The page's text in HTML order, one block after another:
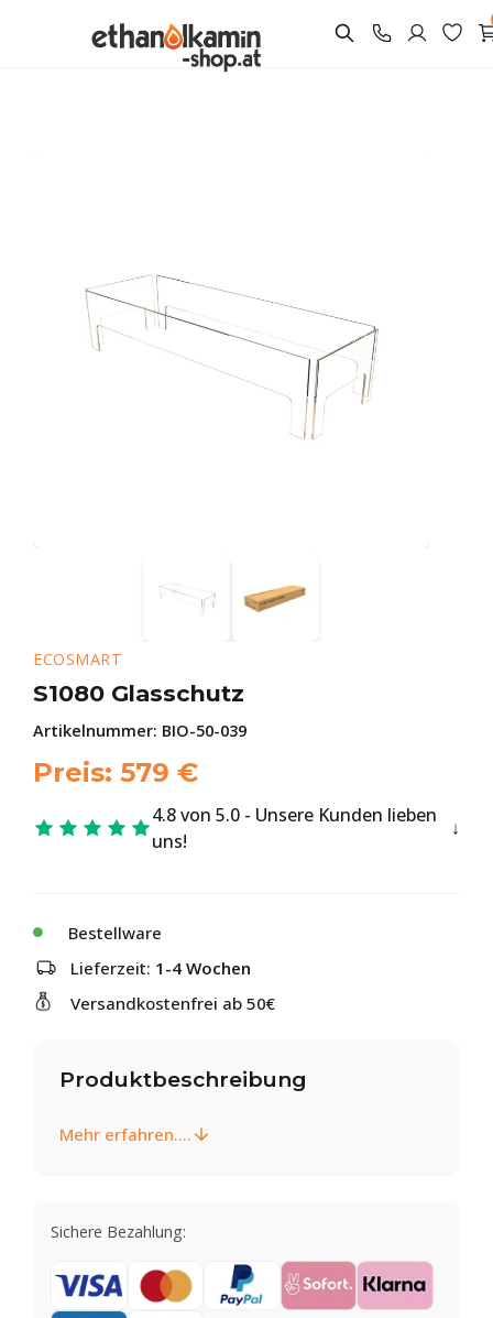
ECOSMART
S1080 Glasschutz
Artikelnummer: BIO-50-039
Preis: 579 €
4.8 von 5.0 - Unsere Kunden lieben
uns!
Bestellware
Lieferzeit: 1-4 Wochen
Versandkostenfrei ab 50€
Produktbeschreibung
Mehr erfahren....
Sichere Bezahlung: